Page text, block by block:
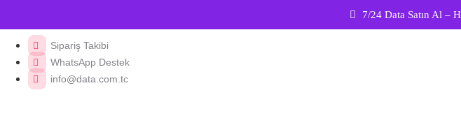
7/24 Data Satın Al –
Sipariş Takibi
WhatsApp Destek
info@data.com.tc